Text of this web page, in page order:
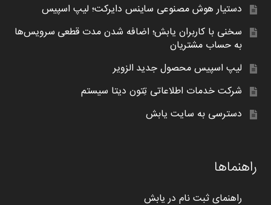
دستیار هوش مصنوعی ساینس دایرکت؛ لیپ اسپیس
سخنی با کاربران یابش؛ اضافه شدن مدت قطعی سرویس‌ها
به حساب مشتریان
لیپ اسپیس محصول جدید الزویر
شرکت خدمات اطلاعاتی تِتون دیتا سیستم
دسترسی به سایت یابش
راهنماها
راهنمای ثبت نام در یابش